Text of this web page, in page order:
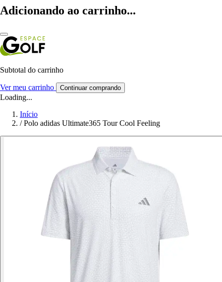
Adicionando ao carrinho...
Subtotal do carrinho
Ver meu carrinho Continuar comprando
Loading...
Início
/ Polo adidas Ultimate365 Tour Cool Feeling